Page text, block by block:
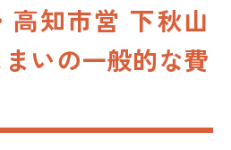
高知市営 下秋山
いの一般的な費